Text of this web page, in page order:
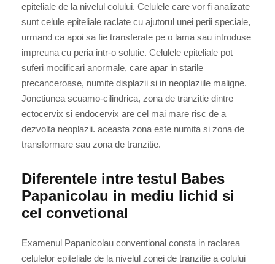
epiteliale de la nivelul colului. Celulele care vor fi analizate
sunt celule epiteliale raclate cu ajutorul unei perii speciale,
urmand ca apoi sa fie transferate pe o lama sau introduse
impreuna cu peria intr-o solutie. Celulele epiteliale pot
suferi modificari anormale, care apar in starile
precanceroase, numite displazii si in neoplaziile maligne.
Jonctiunea scuamo-cilindrica, zona de tranzitie dintre
ectocervix si endocervix are cel mai mare risc de a
dezvolta neoplazii. aceasta zona este numita si zona de
transformare sau zona de tranzitie.
Diferentele intre testul Babes
Papanicolau in mediu lichid si
cel convetional
Examenul Papanicolau conventional consta in raclarea
celulelor epiteliale de la nivelul zonei de tranzitie a colului